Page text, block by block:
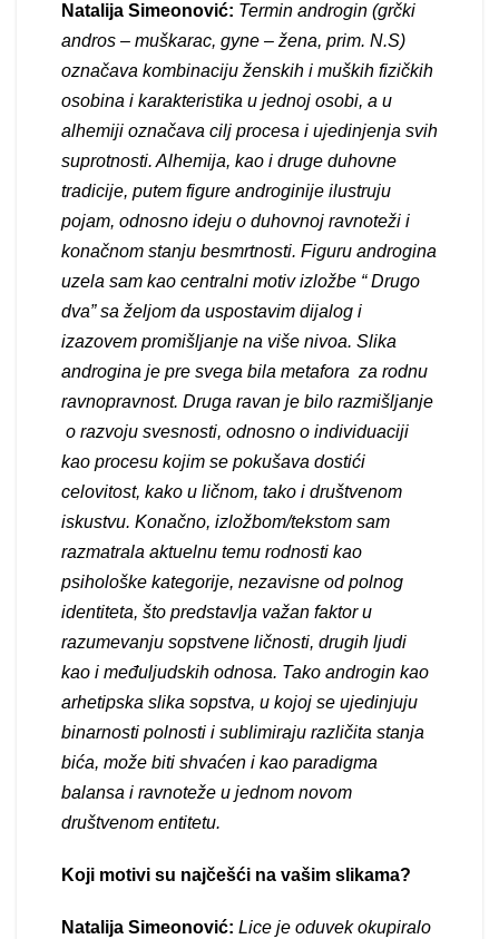
Natalija Simeonović: Termin androgin (grčki
andros – muškarac, gyne – žena, prim. N.S)
označava kombinaciju ženskih i muških fizičkih
osobina i karakteristika u jednoj osobi, a u
alhemiji označava cilј procesa i ujedinjenja svih
suprotnosti. Alhemija, kao i druge duhovne
tradicije, putem figure androginije ilustruju
pojam, odnosno ideju o duhovnoj ravnoteži i
konačnom stanju besmrtnosti. Figuru androgina
uzela sam kao centralni motiv izložbe “ Drugo
dva” sa želјom da uspostavim dijalog i
izazovem promišlјanje na više nivoa. Slika
androgina je pre svega bila metafora za rodnu
ravnopravnost. Druga ravan je bilo razmišljanje
o razvoju svesnosti, odnosno o individuaciji
kao procesu kojim se pokušava dostići
celovitost, kako u ličnom, tako i društvenom
iskustvu. Konačno, izložbom/tekstom sam
razmatrala aktuelnu temu rodnosti kao
psihološke kategorije, nezavisne od polnog
identiteta, što predstavlјa važan faktor u
razumevanju sopstvene ličnosti, drugih lјudi
kao i međulјudskih odnosa. Tako androgin kao
arhetipska slika sopstva, u kojoj se ujedinjuju
binarnosti polnosti i sublimiraju različita stanja
bića, može biti shvaćen i kao paradigma
balansa i ravnoteže u jednom novom
društvenom entitetu.
Koji motivi su najčešći na vašim slikama?
Natalija Simeonović: Lice je oduvek okupiralo